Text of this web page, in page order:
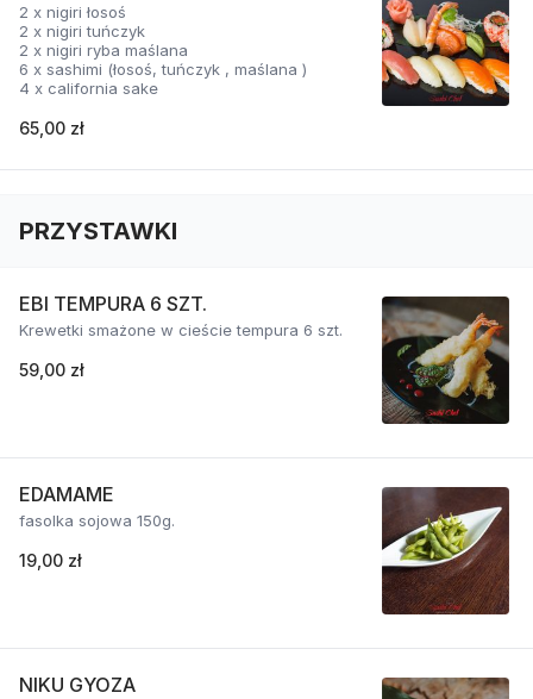
2 x nigiri łosoś
2 x nigiri tuńczyk
2 x nigiri ryba maślana
6 x sashimi (łosoś, tuńczyk , maślana )
4 x california sake
65,00 zł
PRZYSTAWKI
EBI TEMPURA 6 SZT.
Krewetki smażone w cieście tempura 6 szt.
59,00 zł
EDAMAME
fasolka sojowa 150g.
19,00 zł
NIKU GYOZA